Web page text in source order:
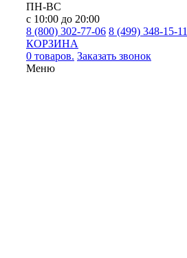
ПН-ВС
с 10:00 до 20:00
8 (800) 302-77-06 8 (499) 348-15-11
КОРЗИНА
0 товаров. Заказать звонок
Меню